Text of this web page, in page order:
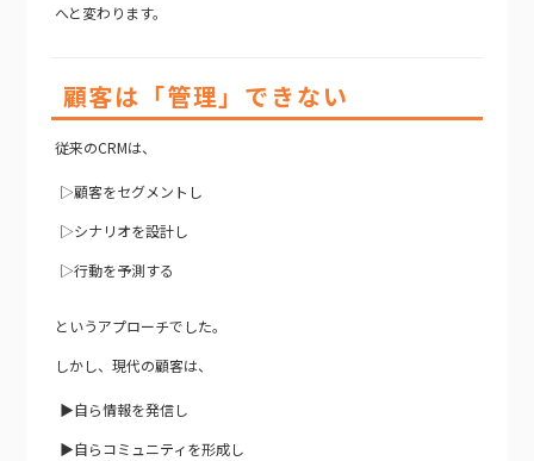
へと変わります。
顧客は「管理」できない
従来のCRMは、
▷顧客をセグメントし
▷シナリオを設計し
▷行動を予測する
というアプローチでした。
しかし、現代の顧客は、
▶自ら情報を発信し
▶自らコミュニティを形成し